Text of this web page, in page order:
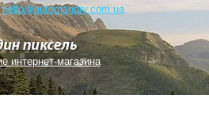
hello@automandry.com.ua
интернет-магазина